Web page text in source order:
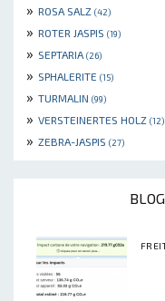
» ROSA SALZ (42)
» ROTER JASPIS (19)
» SEPTARIA (26)
» SPHALERITE (15)
» TURMALIN (99)
» VERSTEINERTES HOLZ (12)
» ZEBRA-JASPIS (27)